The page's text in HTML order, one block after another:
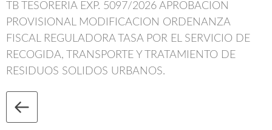
TB TESORERIA EXP. 5097/2026 APROBACION
PROVISIONAL MODIFICACION ORDENANZA
FISCAL REGULADORA TASA POR EL SERVICIO DE
RECOGIDA, TRANSPORTE Y TRATAMIENTO DE
RESIDUOS SOLIDOS URBANOS.